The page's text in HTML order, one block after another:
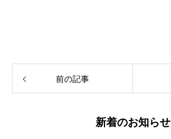
前の記事
新着のお知らせ